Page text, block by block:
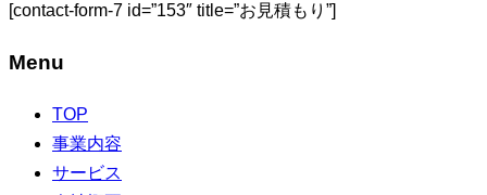
[contact-form-7 id=”153″ title=”お見積もり”]
Menu
TOP
事業内容
サービス